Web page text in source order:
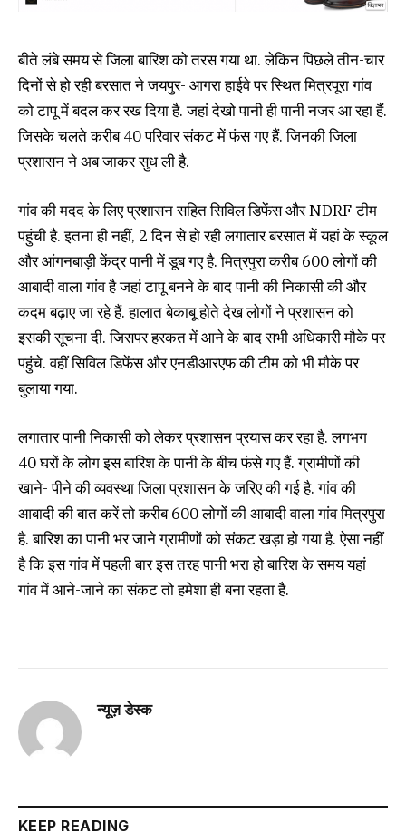
बीते लंबे समय से जिला बारिश को तरस गया था. लेकिन पिछले तीन-चार
दिनों से हो रही बरसात ने जयपुर- आगरा हाईवे पर स्थित मित्रपूरा गांव
को टापू में बदल कर रख दिया है. जहां देखो पानी ही पानी नजर आ रहा हैं.
जिसके चलते करीब 40 परिवार संकट में फंस गए हैं. जिनकी जिला
प्रशासन ने अब जाकर सुध ली है.
गांव की मदद के लिए प्रशासन सहित सिविल डिफेंस और NDRF टीम
पहुंची है. इतना ही नहीं, 2 दिन से हो रही लगातार बरसात में यहां के स्कूल
और आंगनबाड़ी केंद्र पानी में डूब गए है. मित्रपुरा करीब 600 लोगों की
आबादी वाला गांव है जहां टापू बनने के बाद पानी की निकासी की और
कदम बढ़ाए जा रहे हैं. हालात बेकाबू होते देख लोगों ने प्रशासन को
इसकी सूचना दी. जिसपर हरकत में आने के बाद सभी अधिकारी मौके पर
पहुंचे. वहीं सिविल डिफेंस और एनडीआरएफ की टीम को भी मौके पर
बुलाया गया.
लगातार पानी निकासी को लेकर प्रशासन प्रयास कर रहा है. लगभग
40 घरों के लोग इस बारिश के पानी के बीच फंसे गए हैं. ग्रामीणों की
खाने- पीने की व्यवस्था जिला प्रशासन के जरिए की गई है. गांव की
आबादी की बात करें तो करीब 600 लोगों की आबादी वाला गांव मित्रपुरा
है. बारिश का पानी भर जाने ग्रामीणों को संकट खड़ा हो गया है. ऐसा नहीं
है कि इस गांव में पहली बार इस तरह पानी भरा हो बारिश के समय यहां
गांव में आने-जाने का संकट तो हमेशा ही बना रहता है.
न्यूज़ डेस्क
KEEP READING